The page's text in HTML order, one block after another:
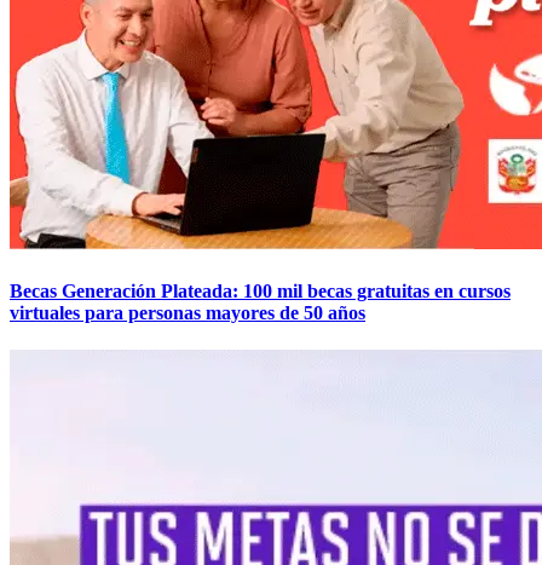
Becas Generación Plateada: 100 mil becas gratuitas en cursos
virtuales para personas mayores de 50 años